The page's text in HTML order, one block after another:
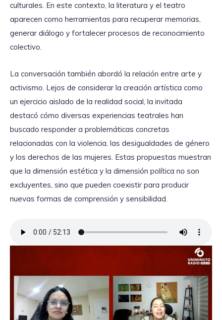
culturales. En este contexto, la literatura y el teatro
aparecen como herramientas para recuperar memorias,
generar diálogo y fortalecer procesos de reconocimiento
colectivo.
La conversación también abordó la relación entre arte y
activismo. Lejos de considerar la creación artística como
un ejercicio aislado de la realidad social, la invitada
destacó cómo diversas experiencias teatrales han
buscado responder a problemáticas concretas
relacionadas con la violencia, las desigualdades de género
y los derechos de las mujeres. Estas propuestas muestran
que la dimensión estética y la dimensión política no son
excluyentes, sino que pueden coexistir para producir
nuevas formas de comprensión y sensibilidad.